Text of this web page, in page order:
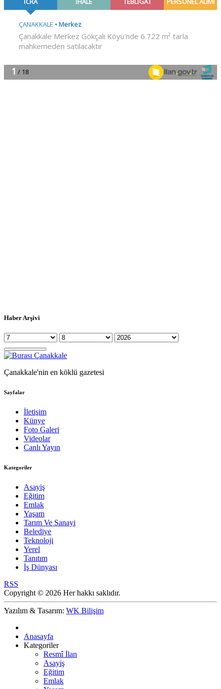
Haber Arşivi
Çanakkale'nin en köklü gazetesi
Sayfalar
İletişim
Künye
Foto Galeri
Videolar
Canlı Yayın
Kategoriler
Asayiş
Eğitim
Emlak
Yaşam
Tarım Ve Sanayi
Belediye
Teknoloji
Yerel
Tanıtım
İş Dünyası
RSS
Copyright © 2026 Her hakkı saklıdır.
Yazılım & Tasarım: WK Bilişim
Anasayfa
Kategoriler
Resmî İlan
Asayiş
Eğitim
Emlak